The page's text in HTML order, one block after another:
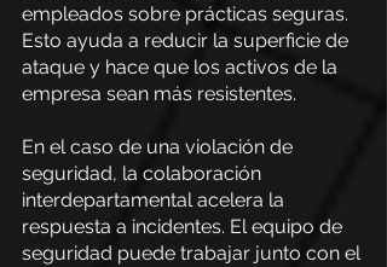
empleados sobre prácticas seguras.
Esto ayuda a reducir la superficie de
ataque y hace que los activos de la
empresa sean más resistentes.
En el caso de una violación de
seguridad, la colaboración
interdepartamental acelera la
respuesta a incidentes. El equipo de
seguridad puede trabajar junto con el